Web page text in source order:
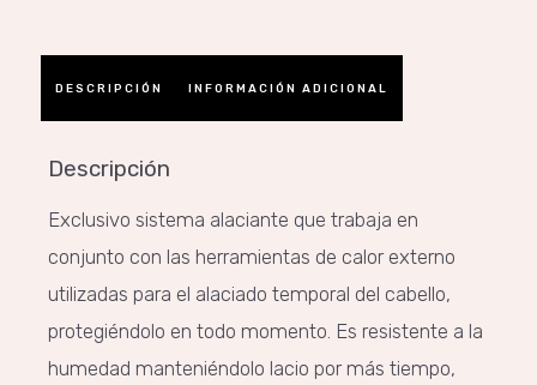
DESCRIPCIÓN INFORMACIÓN ADICIONAL
Descripción
Exclusivo sistema alaciante que trabaja en
conjunto con las herramientas de calor externo
utilizadas para el alaciado temporal del cabello,
protegiéndolo en todo momento. Es resistente a la
humedad manteniéndolo lacio por más tiempo,